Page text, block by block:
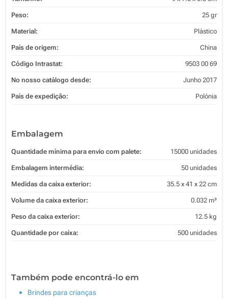
Peso: 25 gr
Material: Plástico
País de origem: China
Código Intrastat: 9503 00 69
No nosso catálogo desde: Junho 2017
País de expedição: Polónia
Embalagem
Quantidade mínima para envio com palete: 15000 unidades
Embalagem intermédia: 50 unidades
Medidas da caixa exterior: 35.5 x 41 x 22 cm
Volume da caixa exterior: 0.032 m³
Peso da caixa exterior: 12.5 kg
Quantidade por caixa: 500 unidades
Também pode encontrá-lo em
Brindes para crianças